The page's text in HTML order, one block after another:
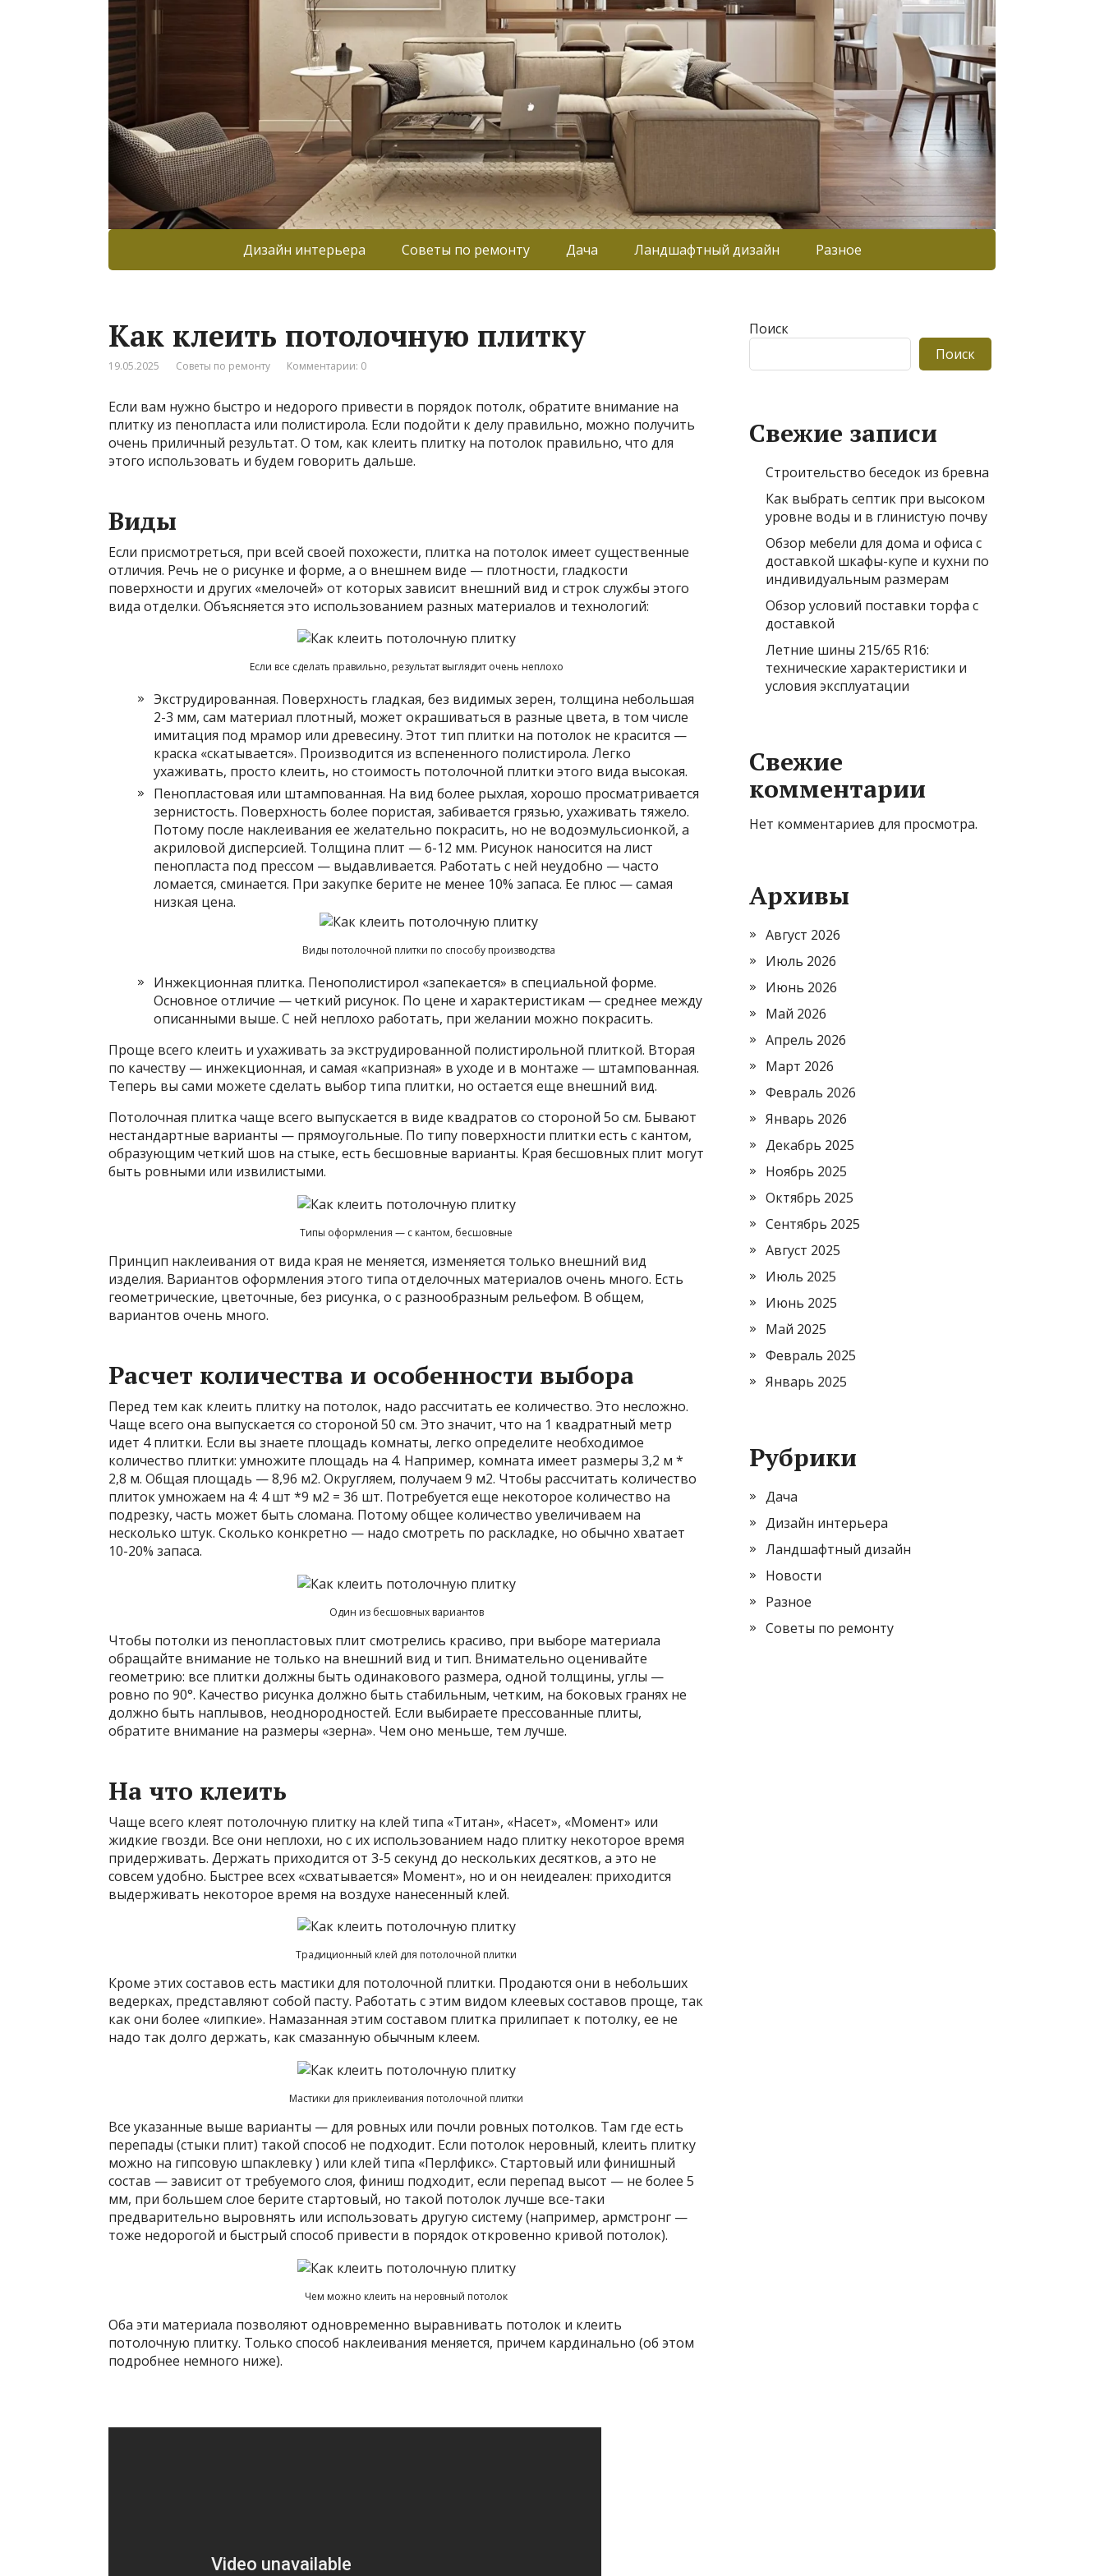
Дизайн интерьера Советы по ремонту Дача Ландшафтный дизайн Разное
Как клеить потолочную плитку
19.05.2025 Советы по ремонту Комментарии: 0
Если вам нужно быстро и недорого привести в порядок потолк, обратите внимание на
плитку из пенопласта или полистирола. Если подойти к делу правильно, можно получить
очень приличный результат. О том, как клеить плитку на потолок правильно, что для
этого использовать и будем говорить дальше.
Виды
Если присмотреться, при всей своей похожести, плитка на потолок имеет существенные
отличия. Речь не о рисунке и форме, а о внешнем виде — плотности, гладкости
поверхности и других «мелочей» от которых зависит внешний вид и строк службы этого
вида отделки. Объясняется это использованием разных материалов и технологий:
Если все сделать правильно, результат выглядит очень неплохо
Экструдированная. Поверхность гладкая, без видимых зерен, толщина небольшая
2-3 мм, сам материал плотный, может окрашиваться в разные цвета, в том числе
имитация под мрамор или древесину. Этот тип плитки на потолок не красится —
краска «скатывается». Производится из вспененного полистирола. Легко
ухаживать, просто клеить, но стоимость потолочной плитки этого вида высокая.
Пенопластовая или штампованная. На вид более рыхлая, хорошо просматривается
зернистость. Поверхность более пористая, забивается грязью, ухаживать тяжело.
Потому после наклеивания ее желательно покрасить, но не водоэмульсионкой, а
акриловой дисперсией. Толщина плит — 6-12 мм. Рисунок наносится на лист
пенопласта под прессом — выдавливается. Работать с ней неудобно — часто
ломается, сминается. При закупке берите не менее 10% запаса. Ее плюс — самая
низкая цена.
Виды потолочной плитки по способу производства
Инжекционная плитка. Пенополистирол «запекается» в специальной форме.
Основное отличие — четкий рисунок. По цене и характеристикам — среднее между
описанными выше. С ней неплохо работать, при желании можно покрасить.
Проще всего клеить и ухаживать за экструдированной полистирольной плиткой. Вторая
по качеству — инжекционная, и самая «капризная» в уходе и в монтаже — штампованная.
Теперь вы сами можете сделать выбор типа плитки, но остается еще внешний вид.
Потолочная плитка чаще всего выпускается в виде квадратов со стороной 5о см. Бывают
нестандартные варианты — прямоугольные. По типу поверхности плитки есть с кантом,
образующим четкий шов на стыке, есть бесшовные варианты. Края бесшовных плит могут
быть ровными или извилистыми.
Типы оформления — с кантом, бесшовные
Принцип наклеивания от вида края не меняется, изменяется только внешний вид
изделия. Вариантов оформления этого типа отделочных материалов очень много. Есть
геометрические, цветочные, без рисунка, о с разнообразным рельефом. В общем,
вариантов очень много.
Расчет количества и особенности выбора
Перед тем как клеить плитку на потолок, надо рассчитать ее количество. Это несложно.
Чаще всего она выпускается со стороной 50 см. Это значит, что на 1 квадратный метр
идет 4 плитки. Если вы знаете площадь комнаты, легко определите необходимое
количество плитки: умножите площадь на 4. Например, комната имеет размеры 3,2 м *
2,8 м. Общая площадь — 8,96 м2. Округляем, получаем 9 м2. Чтобы рассчитать количество
плиток умножаем на 4: 4 шт *9 м2 = 36 шт. Потребуется еще некоторое количество на
подрезку, часть может быть сломана. Потому общее количество увеличиваем на
несколько штук. Сколько конкретно — надо смотреть по раскладке, но обычно хватает
10-20% запаса.
Один из бесшовных вариантов
Чтобы потолки из пенопластовых плит смотрелись красиво, при выборе материала
обращайте внимание не только на внешний вид и тип. Внимательно оценивайте
геометрию: все плитки должны быть одинакового размера, одной толщины, углы —
ровно по 90°. Качество рисунка должно быть стабильным, четким, на боковых гранях не
должно быть наплывов, неоднородностей. Если выбираете прессованные плиты,
обратите внимание на размеры «зерна». Чем оно меньше, тем лучше.
На что клеить
Чаще всего клеят потолочную плитку на клей типа «Титан», «Насет», «Момент» или
жидкие гвозди. Все они неплохи, но с их использованием надо плитку некоторое время
придерживать. Держать приходится от 3-5 секунд до нескольких десятков, а это не
совсем удобно. Быстрее всех «схватывается» Момент», но и он неидеален: приходится
выдерживать некоторое время на воздухе нанесенный клей.
Традиционный клей для потолочной плитки
Кроме этих составов есть мастики для потолочной плитки. Продаются они в небольших
ведерках, представляют собой пасту. Работать с этим видом клеевых составов проще, так
как они более «липкие». Намазанная этим составом плитка прилипает к потолку, ее не
надо так долго держать, как смазанную обычным клеем.
Мастики для приклеивания потолочной плитки
Все указанные выше варианты — для ровных или почли ровных потолков. Там где есть
перепады (стыки плит) такой способ не подходит. Если потолок неровный, клеить плитку
можно на гипсовую шпаклевку ) или клей типа «Перлфикс». Стартовый или финишный
состав — зависит от требуемого слоя, финиш подходит, если перепад высот — не более 5
мм, при большем слое берите стартовый, но такой потолок лучше все-таки
предварительно выровнять или использовать другую систему (например, армстронг —
тоже недорогой и быстрый способ привести в порядок откровенно кривой потолок).
Чем можно клеить на неровный потолок
Оба эти материала позволяют одновременно выравнивать потолок и клеить
потолочную плитку. Только способ наклеивания меняется, причем кардинально (об этом
подробнее немного ниже).
Поиск
Поиск
Свежие записи
Строительство беседок из бревна
Как выбрать септик при высоком
уровне воды и в глинистую почву
Обзор мебели для дома и офиса с
доставкой шкафы-купе и кухни по
индивидуальным размерам
Обзор условий поставки торфа с
доставкой
Летние шины 215/65 R16:
технические характеристики и
условия эксплуатации
Свежие
комментарии
Нет комментариев для просмотра.
Архивы
Август 2026
Июль 2026
Июнь 2026
Май 2026
Апрель 2026
Март 2026
Февраль 2026
Январь 2026
Декабрь 2025
Ноябрь 2025
Октябрь 2025
Сентябрь 2025
Август 2025
Июль 2025
Июнь 2025
Май 2025
Февраль 2025
Январь 2025
Рубрики
Дача
Дизайн интерьера
Ландшафтный дизайн
Новости
Разное
Советы по ремонту